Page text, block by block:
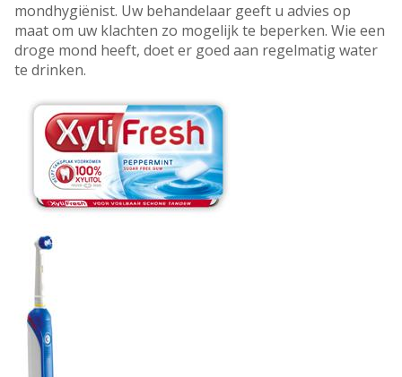
mondhygiënist. Uw behandelaar geeft u advies op
maat om uw klachten zo mogelijk te beperken. Wie een
droge mond heeft, doet er goed aan regelmatig water
te drinken.